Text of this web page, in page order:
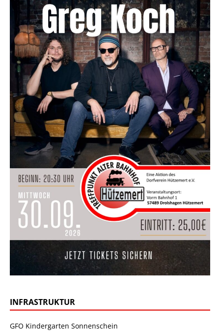
INFRASTRUKTUR
GFO Kindergarten Sonnenschein